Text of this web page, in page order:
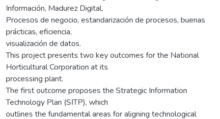
Información, Madurez Digital,
Procesos de negocio, estandarización de procesos, buenas
prácticas, eficiencia,
visualización de datos.
This project presents two key outcomes for the National
Horticultural Corporation at its
processing plant.
The first outcome proposes the Strategic Information
Technology Plan (SITP), which
outlines the fundamental areas for aligning technological